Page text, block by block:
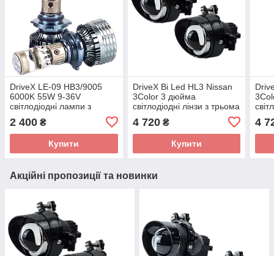
DriveX LE-09 HB3/9005
6000K 55W 9-36V
світлодіодні лампи з
2 400 ₴
Купити
DriveX Bi Led HL3 Nissan
3Color 3 дюйма
світлодіодні лінзи з трьома
4 720₴
Купити
4
Акційні пропозиції та новинки